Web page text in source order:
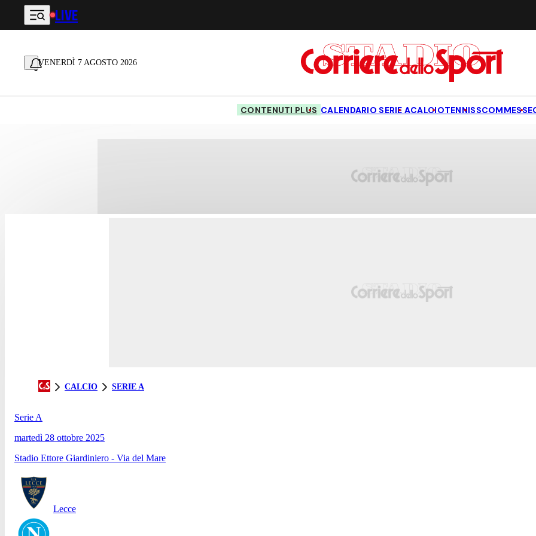
Vai al contenuto principale
LIVE
VENERDÌ 7 AGOSTO 2026
CONTENUTI PLUS CALENDARIO SERIE ACALCIOTENNISSCOMMESSE
CALCIO SERIE A
Serie A
martedì 28 ottobre 2025
Stadio Ettore Giardiniero - Via del Mare
Lecce